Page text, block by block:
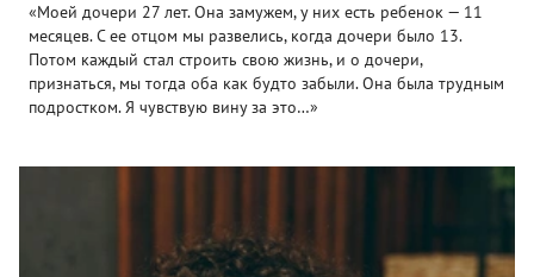
«Моей дочери 27 лет. Она замужем, у них есть ребенок — 11
месяцев. С ее отцом мы развелись, когда дочери было 13.
Потом каждый стал строить свою жизнь, и о дочери,
признаться, мы тогда оба как будто забыли. Она была трудным
подростком. Я чувствую вину за это…»